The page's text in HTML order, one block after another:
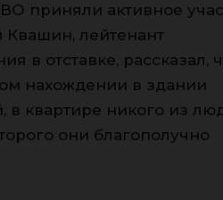
приняли активное
лейтенант
в отставке, рассказал,
нахождении в здании
в квартире никого из
они благополучно